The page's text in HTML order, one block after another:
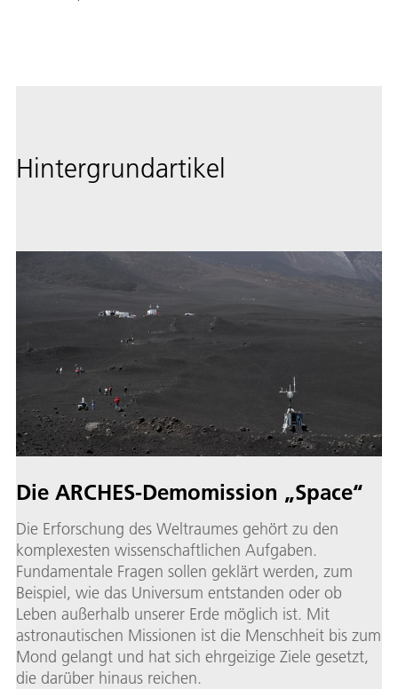
Hintergrundartikel
Die AR­CHES-De­mo­mis­si­on „Space“
Die Erforschung des Weltraumes gehört zu den
komplexesten wissenschaftlichen Aufgaben.
Fundamentale Fragen sollen geklärt werden, zum
Beispiel, wie das Universum entstanden oder ob
Leben außerhalb unserer Erde möglich ist. Mit
astronautischen Missionen ist die Menschheit bis zum
Mond gelangt und hat sich ehrgeizige Ziele gesetzt,
die darüber hinaus reichen.